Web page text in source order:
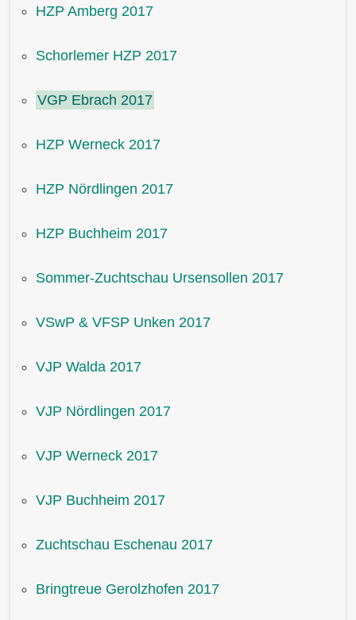
HZP Amberg 2017
Schorlemer HZP 2017
VGP Ebrach 2017
HZP Werneck 2017
HZP Nördlingen 2017
HZP Buchheim 2017
Sommer-Zuchtschau Ursensollen 2017
VSwP & VFSP Unken 2017
VJP Walda 2017
VJP Nördlingen 2017
VJP Werneck 2017
VJP Buchheim 2017
Zuchtschau Eschenau 2017
Bringtreue Gerolzhofen 2017